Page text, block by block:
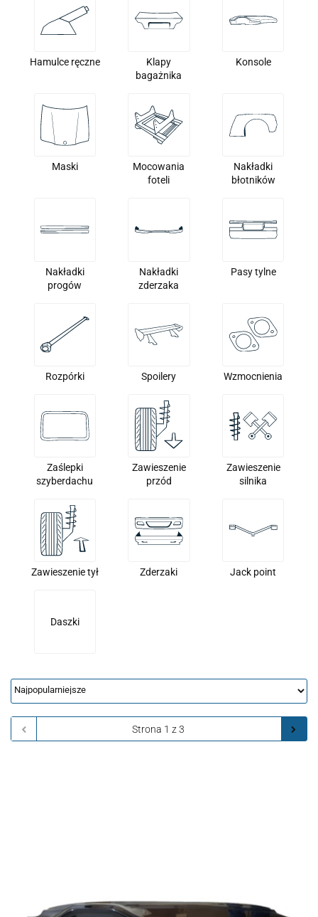
Hamulce ręczne
Klapy
bagażnika
Konsole
Maski
Mocowania
foteli
Nakładki
błotników
Nakładki
progów
Nakładki
zderzaka
Pasy tylne
Rozpórki Spoilery Wzmocnienia
Zaślepki
szyberdachu
Zawieszenie
przód
Zawieszenie
silnika
Zawieszenie tył Zderzaki Jack point
Daszki